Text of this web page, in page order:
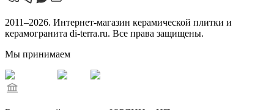
2011–2026. Интернет-магазин керамической плитки и
керамогранита di-terra.ru. Все права защищены.
Мы принимаем